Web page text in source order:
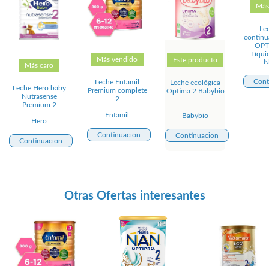
Más caro
Leche Hero baby
Nutrasense
Premium 2
Hero
Continuacion
Más vendido
Leche Enfamil
Premium complete
2
Enfamil
Continuacion
Este producto
Leche ecológica
Optima 2 Babybio
Babybio
Continuacion
Otras Ofertas interesantes